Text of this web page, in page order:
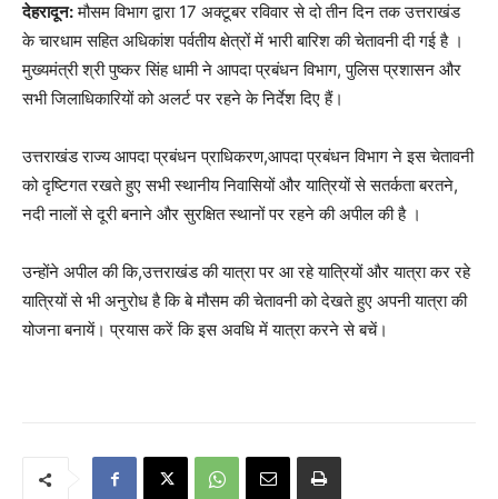
देहरादून:मौसम विभाग द्वारा 17 अक्टूबर रविवार से दो तीन दिन तक उत्तराखंड
के चारधाम सहित अधिकांश पर्वतीय क्षेत्रों में भारी बारिश की चेतावनी दी गई है ।
मुख्यमंत्री श्री पुष्कर सिंह धामी ने आपदा प्रबंधन विभाग, पुलिस प्रशासन और
सभी जिलाधिकारियों को अलर्ट पर रहने के निर्देश दिए हैं।
उत्तराखंड राज्य आपदा प्रबंधन प्राधिकरण,आपदा प्रबंधन विभाग ने इस चेतावनी
को दृष्टिगत रखते हुए सभी स्थानीय निवासियों और यात्रियों से सतर्कता बरतने,
नदी नालों से दूरी बनाने और सुरक्षित स्थानों पर रहने की अपील की है ।
उन्होंने अपील की कि,उत्तराखंड की यात्रा पर आ रहे यात्रियों और यात्रा कर रहे
यात्रियों से भी अनुरोध है कि बे मौसम की चेतावनी को देखते हुए अपनी यात्रा की
योजना बनायें। प्रयास करें कि इस अवधि में यात्रा करने से बचें।